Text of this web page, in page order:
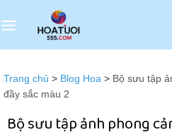
qua
Trang chủ > Blog Hoa > Bộ sưu tập
đầy sắc màu 2
Bộ sưu tập ảnh phong